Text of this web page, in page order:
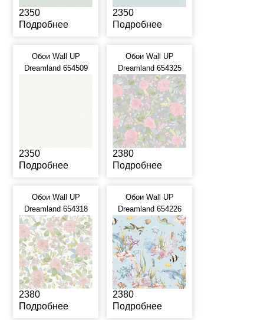
2350
Подробнее
2350
Подробнее
Обои Wall UP
Dreamland 654509
2350
Подробнее
Обои Wall UP
Dreamland 654325
2380
Подробнее
Обои Wall UP
Dreamland 654318
2380
Подробнее
Обои Wall UP
Dreamland 654226
2380
Подробнее